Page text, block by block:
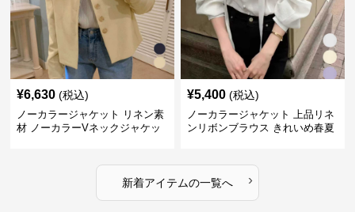
¥6,630 (税込)
ノーカラージャケット リネン素
材 ノーカラーVネックジャケッ
¥5,400 (税込)
ノーカラージャケット 上品リネ
ンリボンブラウス きれいめ春夏
新着アイテムの一覧へ ›